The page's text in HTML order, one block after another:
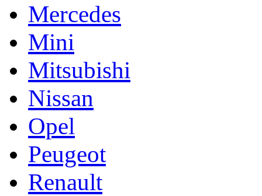
Mercedes
Mini
Mitsubishi
Nissan
Opel
Peugeot
Renault